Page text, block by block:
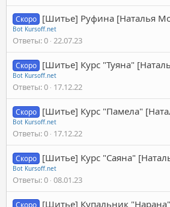
Скоро [Шитье] Руфина [Наталья
Bot Kursoff.net
Ответы 0 22.07.23
Скоро [Шитье] Курс "Туяна"
Bot Kursoff.net
Ответы 0 17.12.22
Скоро [Шитье] Курс "Памела"
Bot Kursoff.net
Ответы 0 17.12.22
Скоро [Шитье] Курс "Саяна"
Bot Kursoff.net
Ответы 0 08.01.23
Скоро [Шитье] Купальник